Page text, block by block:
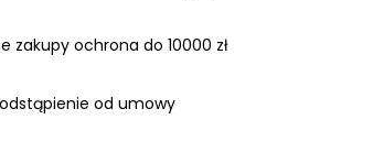
zakupy ochrona do 10000 zł
od umowy